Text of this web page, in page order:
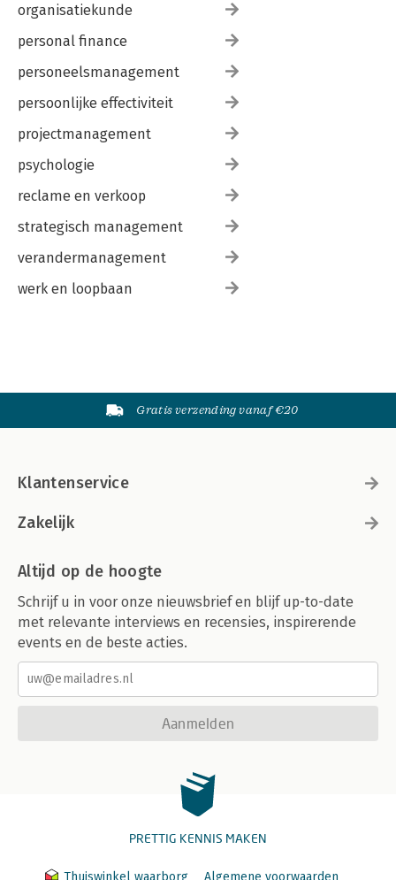
organisatiekunde
personal finance
personeelsmanagement
persoonlijke effectiviteit
projectmanagement
psychologie
reclame en verkoop
strategisch management
verandermanagement
werk en loopbaan
Gratis verzending vanaf €20
Klantenservice
Zakelijk
Altijd op de hoogte
Schrijf u in voor onze nieuwsbrief en blijf up-to-date
met relevante interviews en recensies, inspirerende
events en de beste acties.
Aanmelden
PRETTIG KENNIS MAKEN
Thuiswinkel waarborg Algemene voorwaarden